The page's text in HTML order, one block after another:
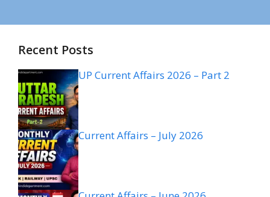
Recent Posts
UP Current Affairs 2026 – Part 2
Current Affairs – July 2026